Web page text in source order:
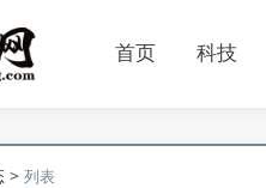
首页 科技
>列表